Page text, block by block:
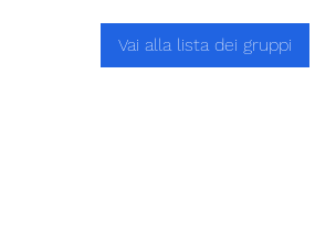
Vai alla lista dei gruppi